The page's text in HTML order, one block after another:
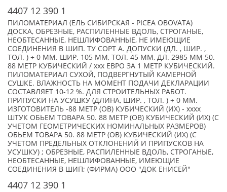
4407 12 390 1
ПИЛОМАТЕРИАЛ (ЕЛЬ СИБИРСКАЯ - PICEA OBOVATA)
ДОСКА, ОБРЕЗНЫЕ, РАСПИЛЕННЫЕ ВДОЛЬ, СТРОГАНЫЕ,
НЕОБТЕСАННЫЕ, НЕШЛИФОВАННЫЕ, НЕ ИМЕЮЩИЕ
СОЕДИНЕНИЯ В ШИП. ТУ СОРТ А. ДОПУСКИ (ДЛ. , ШИР. ,
ТОЛ. ) + 0 ММ. ШИР. 105 ММ, ТОЛ. 45 ММ, ДЛ. 2985 ММ 50.
88 МЕТР КУБИЧЕСКИЙ / xxx ЕВРО ЗА 1 МЕТР КУБИЧЕСКИЙ.
ПИЛОМАТЕРИАЛ СУХОЙ, ПОДВЕРГНУТЫЙ КАМЕРНОЙ
СУШКЕ. ВЛАЖНОСТЬ НА МОМЕНТ ПОДАЧИ ДЕКЛАРАЦИИ
СОСТАВЛЯЕТ 10-12 %. ДЛЯ СТРОИТЕЛЬНЫХ РАБОТ.
ПРИПУСКИ НА УСУШКУ (ДЛИНА, ШИР. , ТОЛ. ) + 0 ММ.
ИЗГОТОВИТЕЛЬ -88 МЕТР (ОВ) КУБИЧЕСКИЙ (ИХ) - xxxx
ШТУК ОБЬЕМ ТОВАРА 50. 88 МЕТР (ОВ) КУБИЧЕСКИЙ (ИХ) (С
УЧЕТОМ ГЕОМЕТРИЧЕСКИХ НОМИНАЛЬНЫХ РАЗМЕРОВ)
ОБЬЕМ ТОВАРА 50. 88 МЕТР (ОВ) КУБИЧЕСКИЙ (ИХ) (С
УЧЕТОМ ПРЕДЕЛЬНЫХ ОТКЛОНЕНИЙ И ПРИПУСКОВ НА
УСУШКУ) ; ОБРЕЗНЫЕ, РАСПИЛЕННЫЕ ВДОЛЬ, СТРОГАНЫЕ,
НЕОБТЕСАННЫЕ, НЕШЛИФОВАННЫЕ, ИМЕЮЩИЕ
СОЕДИНЕНИЯ В ШИП; (ФИРМА) ООО "ДОК ЕНИСЕЙ"
4407 12 390 1